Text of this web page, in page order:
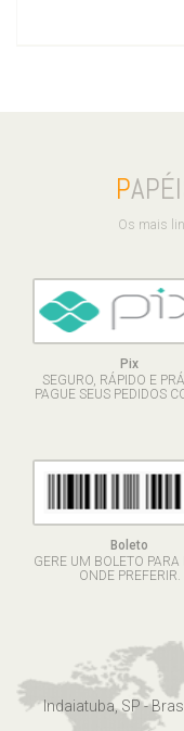
P
Os mais
Pix
SEGURO, RÁPIDO E
PAGUE SEUS PEDIDOS
Boleto
GERE UM BOLETO PARA
ONDE PREFERIR.
Indaiatuba, SP -